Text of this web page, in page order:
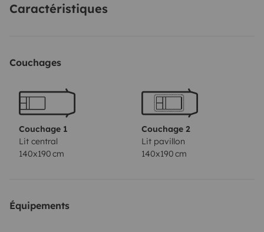
Caractéristiques
Couchages
Couchage 1
Lit central
140x190 cm
Couchage 2
Lit pavillon
140x190 cm
Équipements